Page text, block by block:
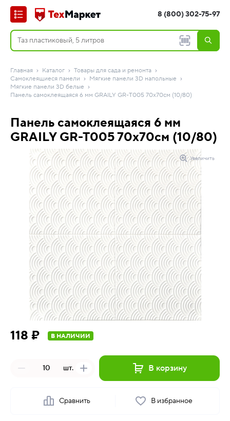
8 (800) 302-75-97
Главная Каталог
Товары для сада и ремонта
Самоклеящиеся панели
Мягкие панели 3D напольные
Мягкие панели 3D белые
Панель самоклеящаяся 6 мм GRAILY GR-T005 70х70см (10/80)
Панель самоклеящаяся 6 мм
GRAILY GR-T005 70х70см (10/80)
Увеличить
118 ₽ В НАЛИЧИИ
шт. В корзину
Сравнить В избранное